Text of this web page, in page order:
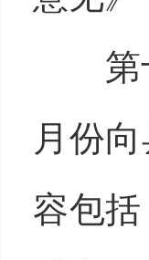
月份
容包